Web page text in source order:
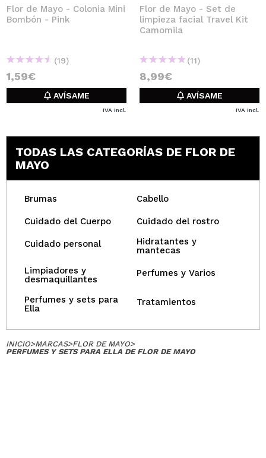
Flor de Mayo - Colonia Mini
Bombón - Pink
(19)
1,59€
AVÍSAME
IVA Incl.
Flor de Mayo - Set de
limpieza facial Travel Kit
Camomila
(11)
8,99€
AVÍSAME
IVA Incl.
TODAS LAS CATEGORÍAS DE FLOR DE
MAYO
Brumas Cabello
Cuidado del Cuerpo Cuidado del rostro
Cuidado personal
Hidratantes y
mantecas
Limpiadores y
desmaquillantes
Perfumes y Varios
Perfumes y sets para
Ella
Tratamientos
INICIO>MARCAS>FLOR DE MAYO>
PERFUMES Y SETS PARA ELLA DE FLOR DE MAYO